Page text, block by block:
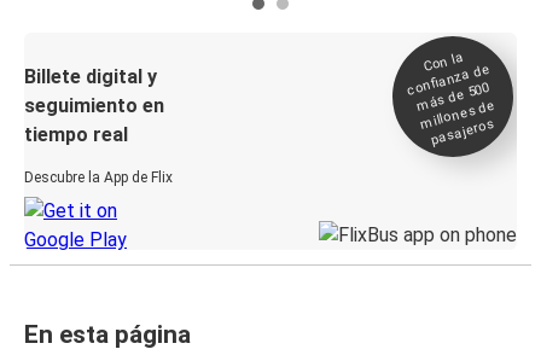
Billete digital y
seguimiento en
tiempo real
Descubre la App de Flix
Con la
confianza de
más de 500
millones de
pasajeros
En esta página